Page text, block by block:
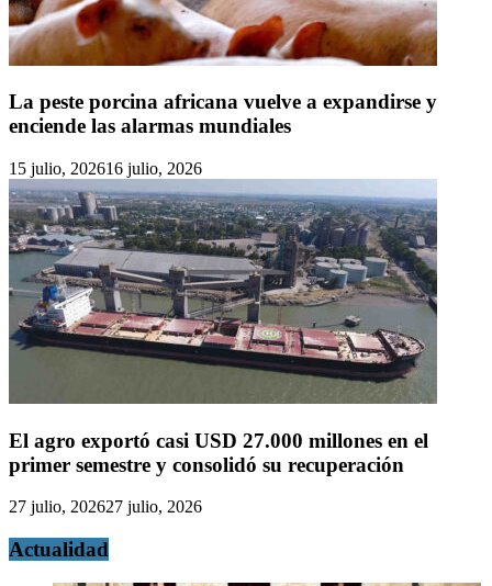
La peste porcina africana vuelve a expandirse y
enciende las alarmas mundiales
15 julio, 202616 julio, 2026
El agro exportó casi USD 27.000 millones en el
primer semestre y consolidó su recuperación
27 julio, 202627 julio, 2026
Actualidad